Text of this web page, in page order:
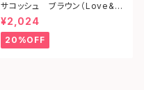
サコッシュ ブラウン（Love&p
eace from shonan)
¥2,024
20%OFF